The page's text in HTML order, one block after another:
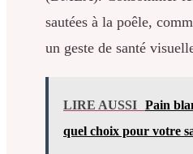
sautées à la poêle,
un geste de santé
LIRE AUSSI Pain
quel choix pour votre